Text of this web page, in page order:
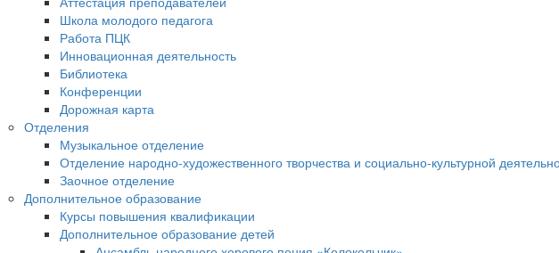
Школа молодого педагога
Работа ПЦК
Инновационная деятельность
Библиотека
Конференции
Дорожная карта
Отделения
Музыкальное отделение
Отделение народно-художественного творчества и социально-культурной
Заочное отделение
Дополнительное образование
Курсы повышения квалификации
Дополнительное образование детей